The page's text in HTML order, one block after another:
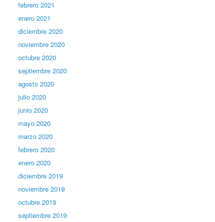
febrero 2021
enero 2021
diciembre 2020
noviembre 2020
octubre 2020
septiembre 2020
agosto 2020
julio 2020
junio 2020
mayo 2020
marzo 2020
febrero 2020
enero 2020
diciembre 2019
noviembre 2019
octubre 2019
septiembre 2019